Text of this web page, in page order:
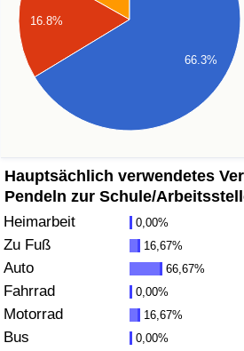
16.8%
66.3%
Hauptsächlich verwendetes
Pendeln zur Schule/
Heimarbeit 0,00%
Zu Fuß 16,67%
Auto 66,67%
Fahrrad 0,00%
Motorrad 16,67%
Bus 0,00%
Gesundheitsversorgungs-Index
Gesundheitsversorgungs-Index
Gesundheitsversorgungs-Index
Umweltverschmutzung
Umweltverschmutzungs-Index
Verschmutzungsindex
Umweltverschmutzungs-Index
Verkehr